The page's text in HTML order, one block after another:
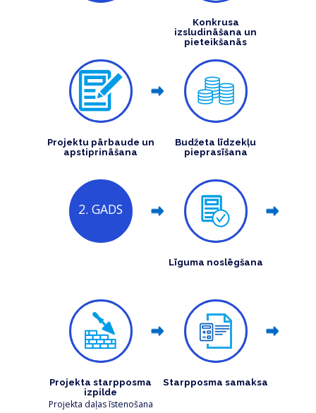
Konkrusa
izsludināšana un
pieteikšanās
Projektu pārbaude un
apstiprināšana
Budžeta līdzekļu
pieprasīšana
2. GADS
Līguma noslēgšana
Projekta starpposma
izpilde
Projekta daļas īstenošana
Starpposma samaksa